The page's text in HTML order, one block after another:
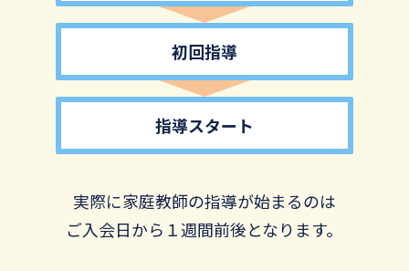
初回指導
指導スタート
実際に家庭教師の指導が始まるのは
ご入会日から１週間前後となります。